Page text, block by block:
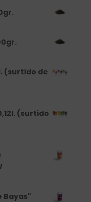
(surtido de
(surtido
Bayas"